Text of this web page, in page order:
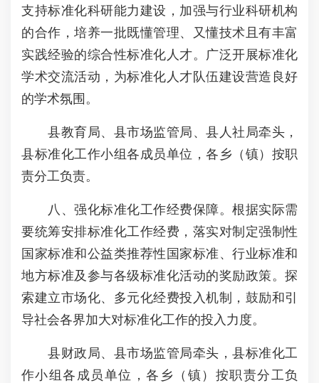
支持标准化科研能力建设，加强与行业科研机构
的合作，培养一批既懂管理、又懂技术且有丰富
实践经验的综合性标准化人才。广泛开展标准化
学术交流活动，为标准化人才队伍建设营造良好
的学术氛围。
县教育局、县市场监管局、县人社局牵头，
县标准化工作小组各成员单位，各乡（镇）按职
责分工负责。
八、强化标准化工作经费保障。根据实际需
要统筹安排标准化工作经费，落实对制定强制性
国家标准和公益类推荐性国家标准、行业标准和
地方标准及参与各级标准化活动的奖励政策。探
索建立市场化、多元化经费投入机制，鼓励和引
导社会各界加大对标准化工作的投入力度。
县财政局、县市场监管局牵头，县标准化工
作小组各成员单位，各乡（镇）按职责分工负